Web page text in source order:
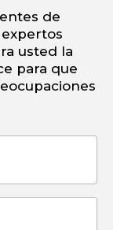
de
usted la
para que